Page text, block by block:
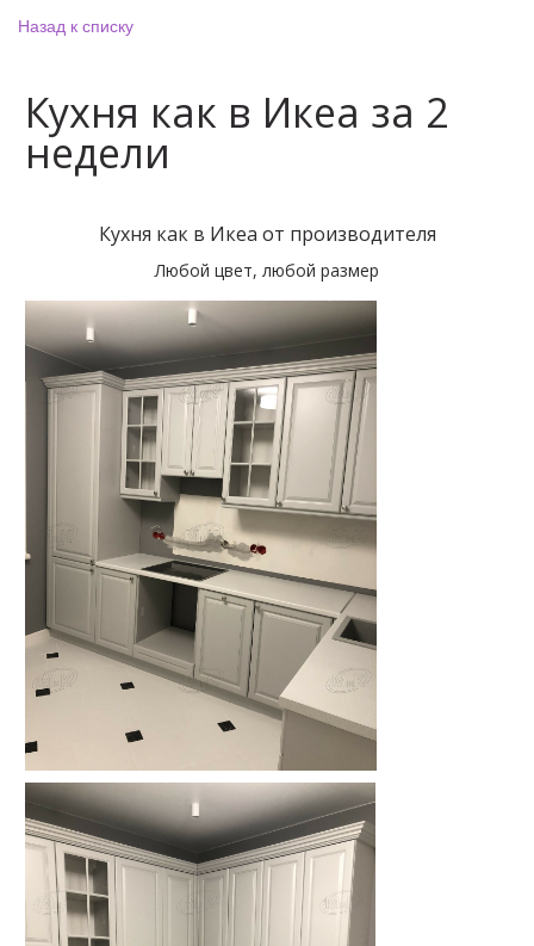
Назад к списку
Кухня как в Икеа за 2
недели
Кухня как в Икеа от производителя
Любой цвет, любой размер